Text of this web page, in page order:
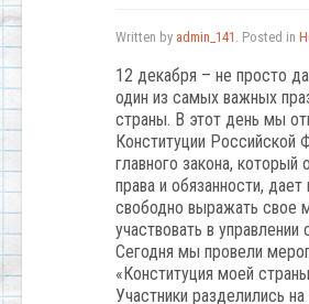
Written by admin_141 . Posted in
12 декабря – не просто
один из самых важных
страны. В этот день мы
Конституции Российской
главного закона, который
права и обязанности,
свободно выражать свое
участвовать в управлении
Сегодня мы провели
«Конституция моей
Участники разделились